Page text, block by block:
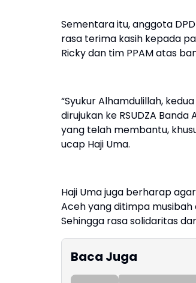
Sementara itu, anggota
rasa terima kasih kepada
Ricky dan tim PPAM atas
“Syukur Alhamdulillah,
dirujukan ke RSUDZA
yang telah membantu,
ucap Haji Uma.
Haji Uma juga berharap
Aceh yang ditimpa
Sehingga rasa solidaritas
Baca Juga